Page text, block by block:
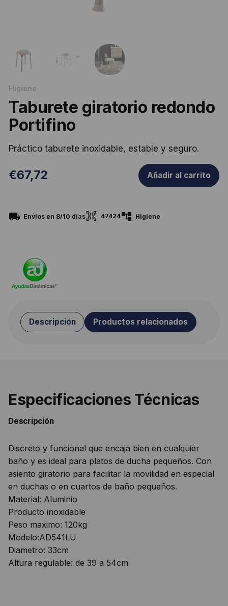
Higiene
Taburete giratorio redondo
Portifino
Práctico taburete inoxidable, estable y seguro.
€67,72 Añadir al carrito
Envíos en 8/10 días 47424 Higiene
Descripción Productos relacionados
Especificaciones Técnicas
Descripción
Discreto y funcional que encaja bien en cualquier
baño y es ideal para platos de ducha pequeños. Con
asiento giratorio para facilitar la movilidad en especial
en duchas o en cuartos de baño pequeños.
Material: Aluminio
Producto inoxidable
Peso maximo: 120kg
Modelo:AD541LU
Diametro: 33cm
Altura regulable: de 39 a 54cm